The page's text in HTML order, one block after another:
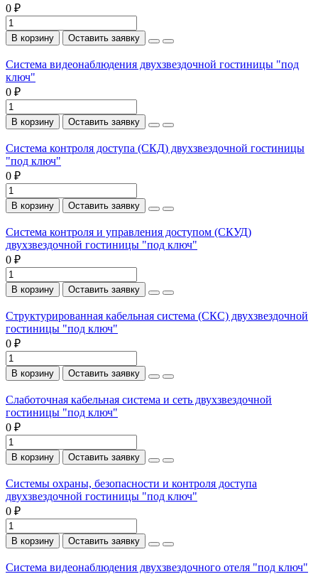
0 ₽
В корзину Оставить заявку
Система видеонаблюдения двухзвездочной гостиницы "под
ключ"
0 ₽
В корзину Оставить заявку
Система контроля доступа (СКД) двухзвездочной гостиницы
"под ключ"
0 ₽
В корзину Оставить заявку
Система контроля и управления доступом (СКУД)
двухзвездочной гостиницы "под ключ"
0 ₽
В корзину Оставить заявку
Структурированная кабельная система (СКС) двухзвездочной
гостиницы "под ключ"
0 ₽
В корзину Оставить заявку
Слаботочная кабельная система и сеть двухзвездочной
гостиницы "под ключ"
0 ₽
В корзину Оставить заявку
Системы охраны, безопасности и контроля доступа
двухзвездочной гостиницы "под ключ"
0 ₽
В корзину Оставить заявку
Система видеонаблюдения двухзвездочного отеля "под ключ"